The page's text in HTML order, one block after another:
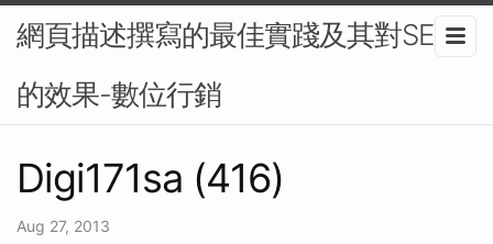
網頁描述撰寫的最佳實踐及其對SEO
的效果-數位行銷
Digi171sa (416)
Aug 27, 2013